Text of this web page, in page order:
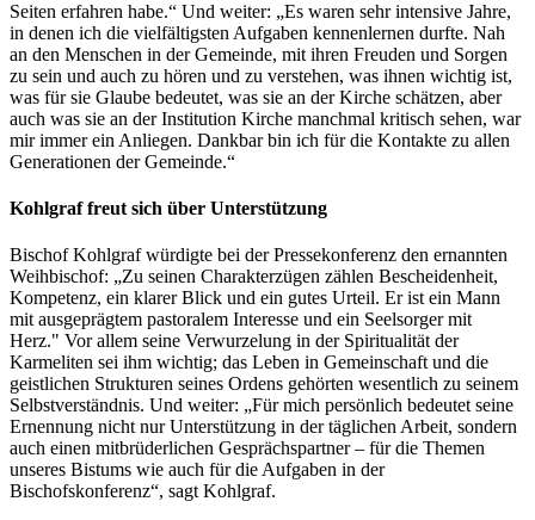
Seiten erfahren habe.“ Und weiter: „Es waren sehr intensive Jahre,
in denen ich die vielfältigsten Aufgaben kennenlernen durfte. Nah
an den Menschen in der Gemeinde, mit ihren Freuden und Sorgen
zu sein und auch zu hören und zu verstehen, was ihnen wichtig ist,
was für sie Glaube bedeutet, was sie an der Kirche schätzen, aber
auch was sie an der Institution Kirche manchmal kritisch sehen, war
mir immer ein Anliegen. Dankbar bin ich für die Kontakte zu allen
Generationen der Gemeinde.“
Kohlgraf freut sich über Unterstützung
Bischof Kohlgraf würdigte bei der Pressekonferenz den ernannten
Weihbischof: „Zu seinen Charakterzügen zählen Bescheidenheit,
Kompetenz, ein klarer Blick und ein gutes Urteil. Er ist ein Mann
mit ausgeprägtem pastoralem Interesse und ein Seelsorger mit
Herz." Vor allem seine Verwurzelung in der Spiritualität der
Karmeliten sei ihm wichtig; das Leben in Gemeinschaft und die
geistlichen Strukturen seines Ordens gehörten wesentlich zu seinem
Selbstverständnis. Und weiter: „Für mich persönlich bedeutet seine
Ernennung nicht nur Unterstützung in der täglichen Arbeit, sondern
auch einen mitbrüderlichen Gesprächspartner – für die Themen
unseres Bistums wie auch für die Aufgaben in der
Bischofskonferenz“, sagt Kohlgraf.